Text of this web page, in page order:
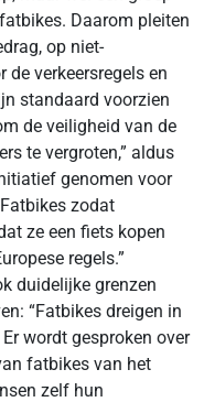
Daarom pleiten
op niet-
de verkeersregels en
standaard voorzien
de veiligheid van de
te vergroten,” aldus
genomen voor
zodat
ze een fiets kopen
regels.”
duidelijke grenzen
“Fatbikes dreigen in
wordt gesproken over
fatbikes van het
zelf hun